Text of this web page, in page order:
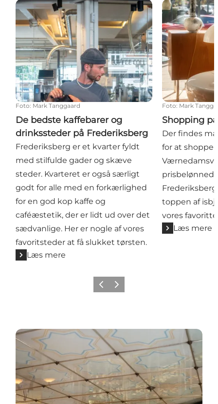
De bedste kaffebarer og drinkssteder på
Foto: Mark Tanggaard
De bedste kaffebarer og
drinkssteder på Frederiksberg
Frederiksberg er et kvarter fyldt
med stilfulde gader og skæve
steder. Kvarteret er også særligt
godt for alle med en forkærlighed
for en god kop kaffe og
caféæstetik, der er lidt ud over det
sædvanlige. Her er nogle af vores
favoritsteder at få slukket tørsten.
Læs mere
Shopping på
Foto: Mark
Shopping
Der findes
for at shoppe
toppen af
vores
Læs mere
ForrigeNæste
Hvad skal du opleve på Frederiksberg?